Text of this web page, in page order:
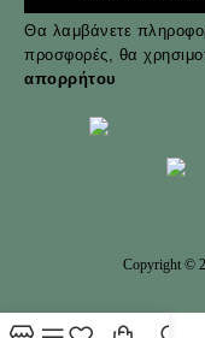
Θα λαμβάνετε
προσφορές, θα
απορρήτου
Copyright ©